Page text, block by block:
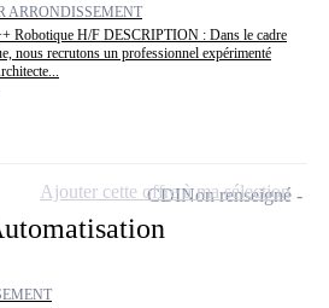
ARRONDISSEMENT
Robotique H/F DESCRIPTION : Dans le cadre
nous recrutons un professionnel expérimenté
CDINon renseigné
Ajouter cette offre à ma sélection